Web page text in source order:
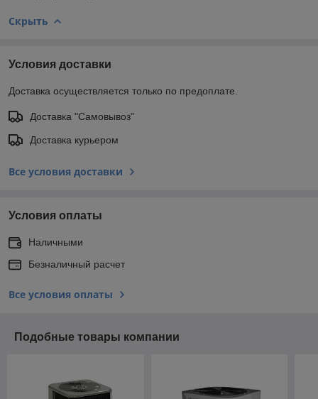
Скрыть
Условия доставки
Доставка осуществляется только по предоплате.
Доставка "Самовывоз"
Доставка курьером
Все условия доставки
Условия оплаты
Наличными
Безналичный расчет
Все условия оплаты
Подобные товары компании